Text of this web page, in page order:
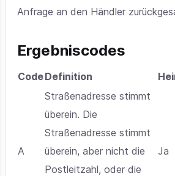
Anfrage an den Händler
Ergebniscodes
CodeDefinition
A
Straßenadresse stimmt
überein. Die
Straßenadresse stimmt
überein, aber nicht die
Postleitzahl, oder die
Ja